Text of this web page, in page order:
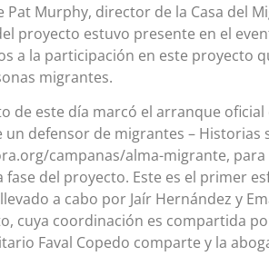
Pat Murphy, director de la Casa del
proyecto estuvo presente en el
a la participación en este proyecto
migrantes.
de este día marcó el arranque
un defensor de migrantes – Historias
campanas/alma-migrante,
fase del proyecto. Este es el primer
a cabo por Jaír Hernández y
cuya coordinación es compartida
Faval Copedo comparte y la